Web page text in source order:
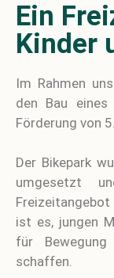
Ein
Kinder
Im Rahmen
den Bau
Förderung von
Der Bikepark
umgesetzt
ist es, jungen
für
schaffen.